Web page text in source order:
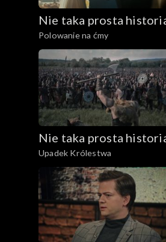
Nie taka prosta
Polowanie na ćmy
Nie taka prosta
Upadek Królestwa